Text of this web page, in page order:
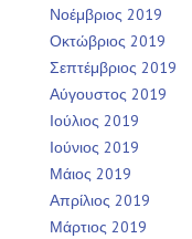
Νοέμβριος 2019
Οκτώβριος 2019
Σεπτέμβριος 2019
Αύγουστος 2019
Ιούλιος 2019
Ιούνιος 2019
Μάιος 2019
Απρίλιος 2019
Μάρτιος 2019